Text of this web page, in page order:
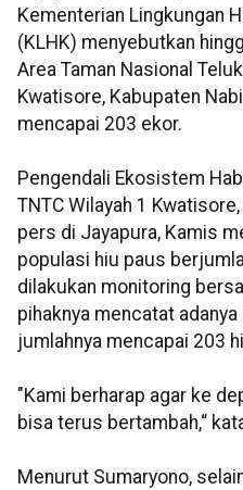
Kementerian Lingkungan
(KLHK) menyebutkan
Area Taman Nasional
Kwatisore, Kabupaten
mencapai 203 ekor.
Pengendali Ekosistem
TNTC Wilayah 1
pers di Jayapura, Kamis
populasi hiu paus
dilakukan monitoring
pihaknya mencatat
jumlahnya mencapai 203
"Kami berharap agar ke
bisa terus bertambah,“
Menurut Sumaryono,